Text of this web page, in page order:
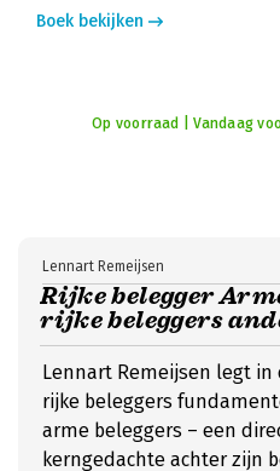
Boek bekijken
Op voorraad | Vandaag
Rijke belegger
rijke beleggers
Lennart Remeijsen
Lennart Remeijsen legt in
rijke beleggers
arme beleggers – een
kerngedachte achter zijn